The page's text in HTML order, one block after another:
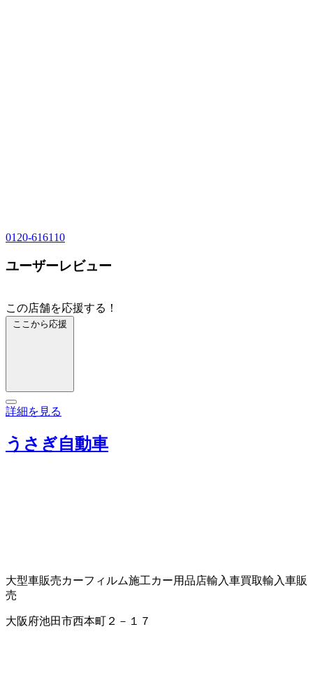
0120-616110
ユーザーレビュー
この店舗を応援する！
ここから応援
詳細を見る
うさぎ自動車
大型車販売カーフィルム施工カー用品店輸入車買取輸入車販
売
大阪府池田市西本町２－１７